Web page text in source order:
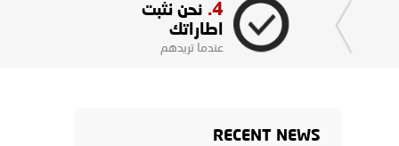
4. نحن نثبت
اطاراتك
عندما تريدهم
RECENT NEWS